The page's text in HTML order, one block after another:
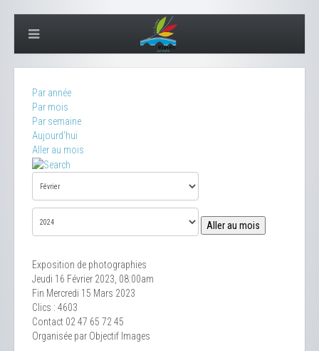
Par année
Par mois
Par semaine
Aujourd'hui
Aller au mois
Aller au mois
Exposition de photographies
Jeudi 16 Février 2023, 08:00am
Fin Mercredi 15 Mars 2023
Clics : 4603
Contact 02 47 65 72 45
Organisée par Objectif Images